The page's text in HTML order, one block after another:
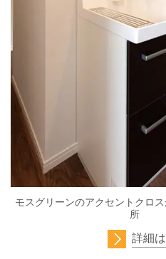
モスグリーンのアクセントクロ
詳細